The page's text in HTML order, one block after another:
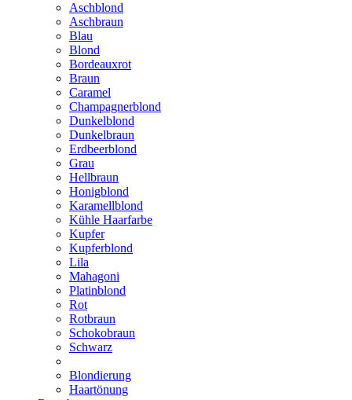
Aschblond
Aschbraun
Blau
Blond
Bordeauxrot
Braun
Caramel
Champagnerblond
Dunkelblond
Dunkelbraun
Erdbeerblond
Grau
Hellbraun
Honigblond
Karamellblond
Kühle Haarfarbe
Kupfer
Kupferblond
Lila
Mahagoni
Platinblond
Rot
Rotbraun
Schokobraun
Schwarz
Blondierung
Haartönung